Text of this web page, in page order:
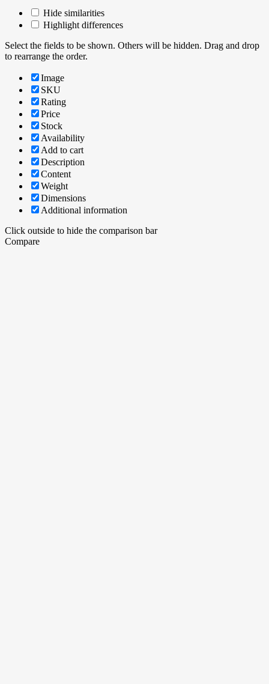
Hide similarities
Highlight differences
Select the fields to be shown. Others will be hidden. Drag and drop
to rearrange the order.
Image
SKU
Rating
Price
Stock
Availability
Add to cart
Description
Content
Weight
Dimensions
Additional information
Click outside to hide the comparison bar
Compare